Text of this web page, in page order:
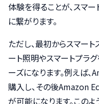
体験を得ることが、スマ
に繋がります。
ただし、最初からスマー
ート照明やスマートプラ
ーズになります。例えば
購入し、その後Amazon
が可能になります。この